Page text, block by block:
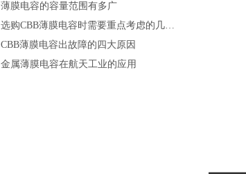
薄膜电容的容量范围有多广
选购CBB薄膜电容时需要重点考虑的几个参数
CBB薄膜电容出故障的四大原因
金属薄膜电容在航天工业的应用